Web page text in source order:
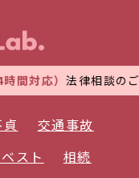
対応）法律相談のご
交通事故
スト
相続